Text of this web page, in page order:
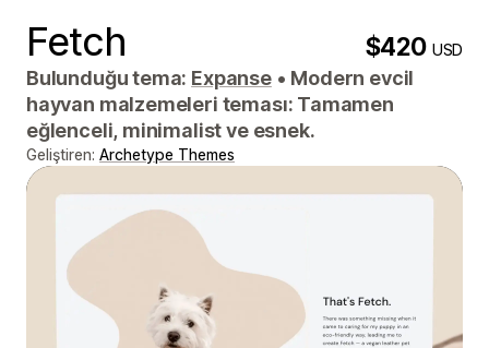
Fetch $420USD
Bulunduğu tema: Expanse • Modern evcil
hayvan malzemeleri teması: Tamamen
eğlenceli, minimalist ve esnek.
Geliştiren: Archetype Themes